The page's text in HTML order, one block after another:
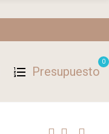
Presupuesto
0